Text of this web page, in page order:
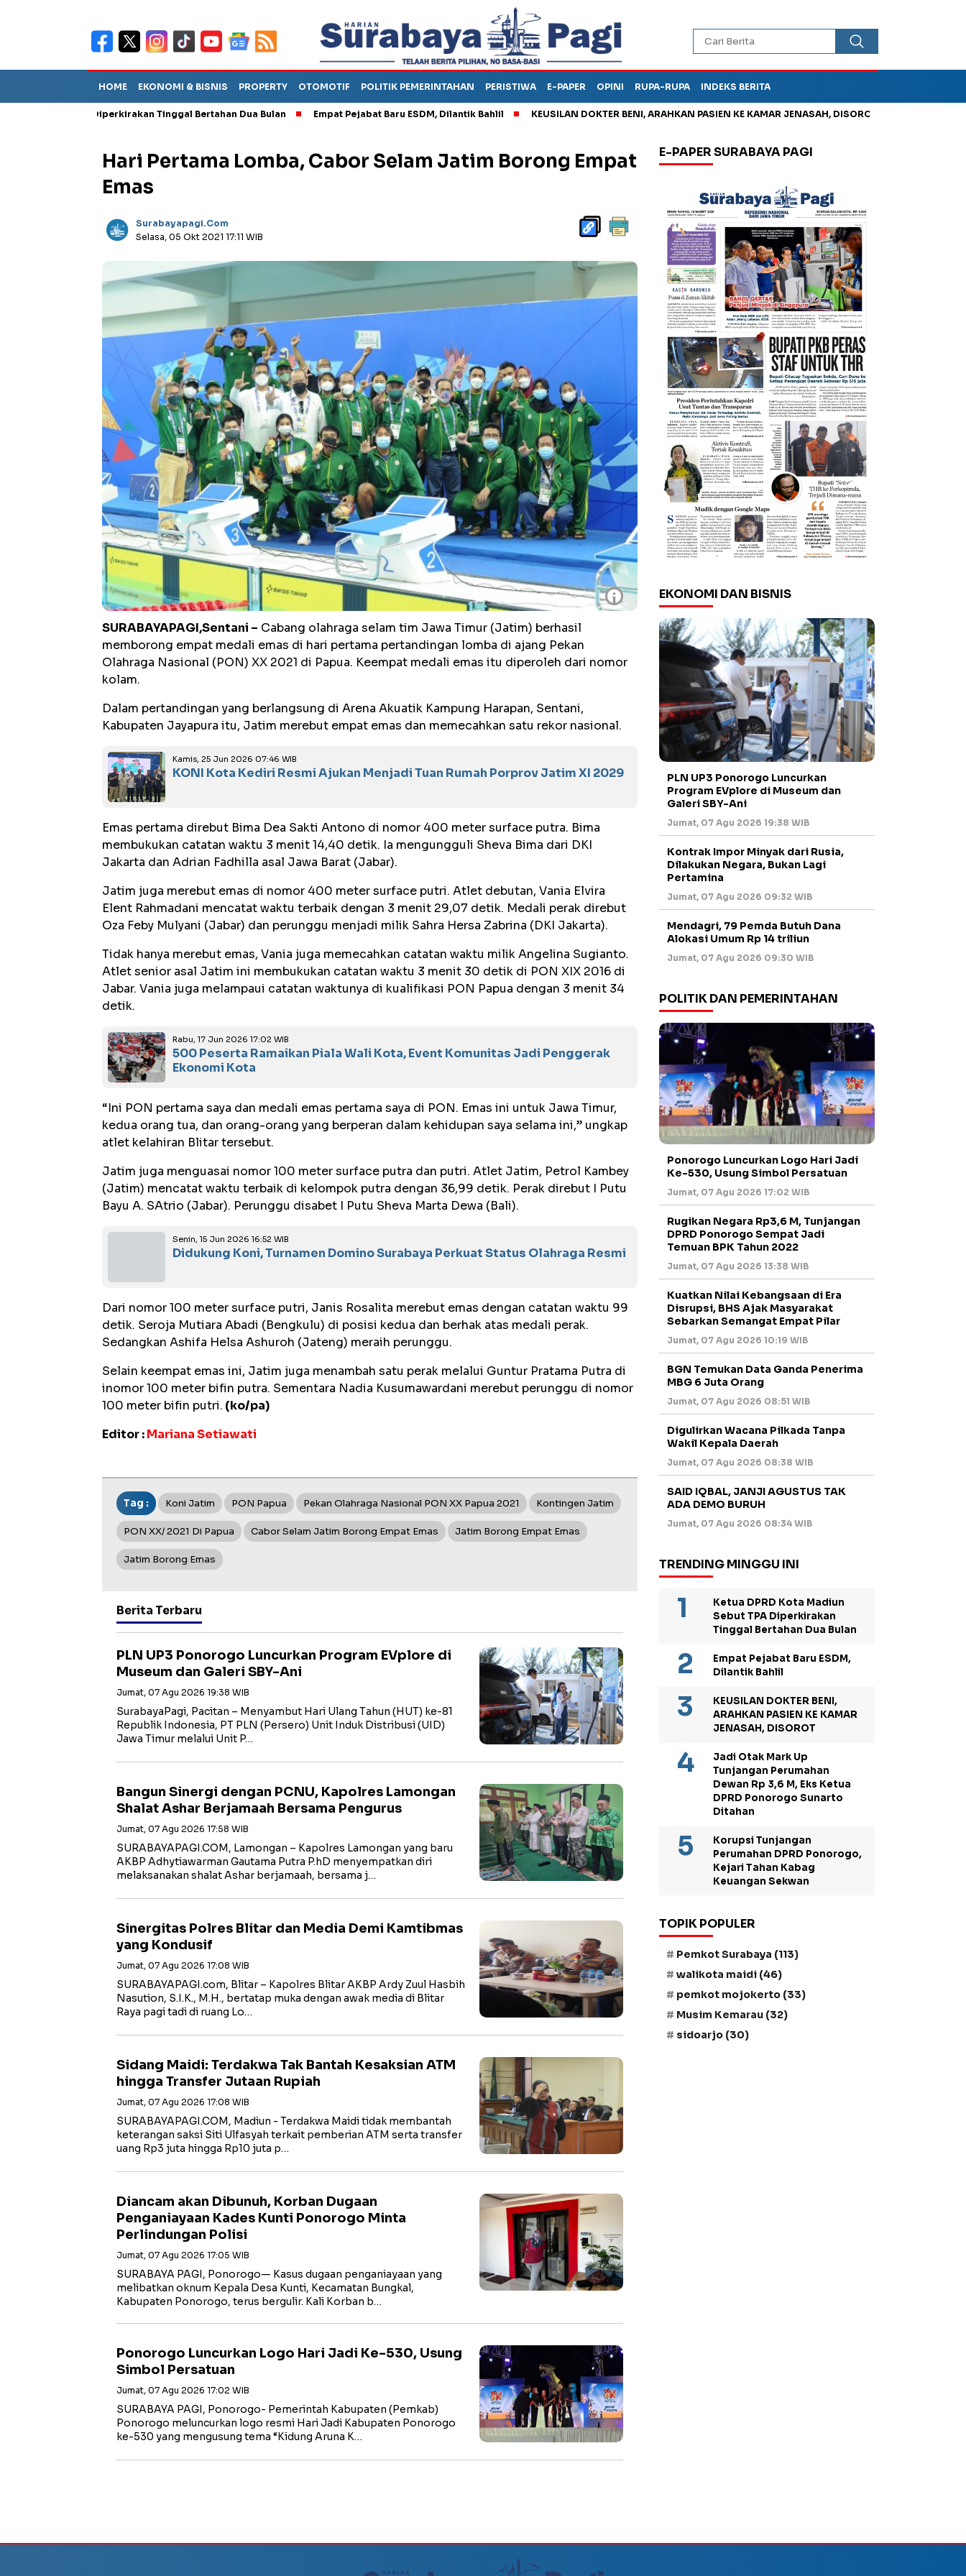
HOME EKONOMI & BISNIS PROPERTY OTOMOTIF POLITIK PEMERINTAHAN PERISTIWA E-PAPER OPINI RUPA-RUPA INDEKS BERITA
TPA Diperkirakan Tinggal Bertahan Dua Bulan Empat Pejabat Baru ESDM, Dilantik Bahlil KEUSILAN DOKTER BENI, ARAHKAN PASIEN KE KAMAR JENASAH, DISOROT Jadi Otak Mark Up
Hari Pertama Lomba, Cabor Selam Jatim Borong Empat
Emas
Surabayapagi.com
Selasa, 05 Okt 2021 17:11 WIB
i
SURABAYAPAGI,Sentani – Cabang olahraga selam tim Jawa Timur (Jatim) berhasil
memborong empat medali emas di hari pertama pertandingan lomba di ajang Pekan
Olahraga Nasional (PON) XX 2021 di Papua. Keempat medali emas itu diperoleh dari nomor
kolam.
Dalam pertandingan yang berlangsung di Arena Akuatik Kampung Harapan, Sentani,
Kabupaten Jayapura itu, Jatim merebut empat emas dan memecahkan satu rekor nasional.
Kamis, 25 Jun 2026 07:46 WIB
KONI Kota Kediri Resmi Ajukan Menjadi Tuan Rumah Porprov Jatim XI 2029
Emas pertama direbut Bima Dea Sakti Antono di nomor 400 meter surface putra. Bima
membukukan catatan waktu 3 menit 14,40 detik. Ia mengungguli Sheva Bima dari DKI
Jakarta dan Adrian Fadhilla asal Jawa Barat (Jabar).
Jatim juga merebut emas di nomor 400 meter surface putri. Atlet debutan, Vania Elvira
Elent Rahmadani mencatat waktu terbaik dengan 3 menit 29,07 detik. Medali perak direbut
Oza Feby Mulyani (Jabar) dan perunggu menjadi milik Sahra Hersa Zabrina (DKI Jakarta).
Tidak hanya merebut emas, Vania juga memecahkan catatan waktu milik Angelina Sugianto.
Atlet senior asal Jatim ini membukukan catatan waktu 3 menit 30 detik di PON XIX 2016 di
Jabar. Vania juga melampaui catatan waktunya di kualifikasi PON Papua dengan 3 menit 34
detik.
Rabu, 17 Jun 2026 17:02 WIB
500 Peserta Ramaikan Piala Wali Kota, Event Komunitas Jadi Penggerak
Ekonomi Kota
“Ini PON pertama saya dan medali emas pertama saya di PON. Emas ini untuk Jawa Timur,
kedua orang tua, dan orang-orang yang berperan dalam kehidupan saya selama ini,” ungkap
atlet kelahiran Blitar tersebut.
Jatim juga menguasai nomor 100 meter surface putra dan putri. Atlet Jatim, Petrol Kambey
(Jatim) mencatat waktu terbaik di kelompok putra dengan 36,99 detik. Perak direbut I Putu
Bayu A. SAtrio (Jabar). Perunggu disabet I Putu Sheva Marta Dewa (Bali).
Senin, 15 Jun 2026 16:52 WIB
Didukung Koni, Turnamen Domino Surabaya Perkuat Status Olahraga Resmi
Dari nomor 100 meter surface putri, Janis Rosalita merebut emas dengan catatan waktu 99
detik. Seroja Mutiara Abadi (Bengkulu) di posisi kedua dan berhak atas medali perak.
Sedangkan Ashifa Helsa Ashuroh (Jateng) meraih perunggu.
Selain keempat emas ini, Jatim juga menambah satu perak melalui Guntur Pratama Putra di
inomor 100 meter bifin putra. Sementara Nadia Kusumawardani merebut perunggu di nomor
100 meter bifin putri. (ko/pa)
Editor :Mariana Setiawati
Tag : Koni Jatim PON Papua Pekan Olahraga Nasional PON XX Papua 2021 Kontingen Jatim
PON XX/ 2021 Di Papua Cabor Selam Jatim Borong Empat Emas Jatim Borong Empat Emas
Jatim Borong Emas
Berita Terbaru
PLN UP3 Ponorogo Luncurkan Program EVplore di
Museum dan Galeri SBY-Ani
Jumat, 07 Agu 2026 19:38 WIB
SurabayaPagi, Pacitan – Menyambut Hari Ulang Tahun (HUT) ke-81
Republik Indonesia, PT PLN (Persero) Unit Induk Distribusi (UID)
Jawa Timur melalui Unit P…
Bangun Sinergi dengan PCNU, Kapolres Lamongan
Shalat Ashar Berjamaah Bersama Pengurus
Jumat, 07 Agu 2026 17:58 WIB
SURABAYAPAGI.COM, Lamongan – Kapolres Lamongan yang baru
AKBP Adhytiawarman Gautama Putra P.hD menyempatkan diri
melaksanakan shalat Ashar berjamaah, bersama j…
Sinergitas Polres Blitar dan Media Demi Kamtibmas
yang Kondusif
Jumat, 07 Agu 2026 17:08 WIB
SURABAYAPAGI.com, Blitar – Kapolres Blitar AKBP Ardy Zuul Hasbih
Nasution, S.I.K., M.H., bertatap muka dengan awak media di Blitar
Raya pagi tadi di ruang Lo…
Sidang Maidi: Terdakwa Tak Bantah Kesaksian ATM
hingga Transfer Jutaan Rupiah
Jumat, 07 Agu 2026 17:08 WIB
‎SURABAYAPAGI.COM, Madiun - Terdakwa Maidi tidak membantah
keterangan saksi Siti Ulfasyah terkait pemberian ATM serta transfer
uang Rp3 juta hingga Rp10 juta p…
Diancam akan Dibunuh, Korban Dugaan
Penganiayaan Kades Kunti Ponorogo Minta
Perlindungan Polisi
Jumat, 07 Agu 2026 17:05 WIB
SURABAYA PAGI, Ponorogo— Kasus dugaan penganiayaan yang
melibatkan oknum Kepala Desa Kunti, Kecamatan Bungkal,
Kabupaten Ponorogo, terus bergulir. Kali Korban b…
Ponorogo Luncurkan Logo Hari Jadi Ke-530, Usung
Simbol Persatuan
Jumat, 07 Agu 2026 17:02 WIB
SURABAYA PAGI, Ponorogo- Pemerintah Kabupaten (Pemkab)
Ponorogo meluncurkan logo resmi Hari Jadi Kabupaten Ponorogo
ke-530 yang mengusung tema “Kidung Aruna K…
E-PAPER SURABAYA PAGI
EKONOMI DAN BISNIS
PLN UP3 Ponorogo Luncurkan
Program EVplore di Museum dan
Galeri SBY-Ani
Jumat, 07 Agu 2026 19:38 WIB
Kontrak Impor Minyak dari Rusia,
Dilakukan Negara, Bukan Lagi
Pertamina
Jumat, 07 Agu 2026 09:32 WIB
Mendagri, 79 Pemda Butuh Dana
Alokasi Umum Rp 14 triliun
Jumat, 07 Agu 2026 09:30 WIB
POLITIK DAN PEMERINTAHAN
Ponorogo Luncurkan Logo Hari Jadi
Ke-530, Usung Simbol Persatuan
Jumat, 07 Agu 2026 17:02 WIB
Rugikan Negara Rp3,6 M, Tunjangan
DPRD Ponorogo Sempat Jadi
Temuan BPK Tahun 2022
Jumat, 07 Agu 2026 13:38 WIB
Kuatkan Nilai Kebangsaan di Era
Disrupsi, BHS Ajak Masyarakat
Sebarkan Semangat Empat Pilar
Jumat, 07 Agu 2026 10:19 WIB
BGN Temukan Data Ganda Penerima
MBG 6 Juta Orang
Jumat, 07 Agu 2026 08:51 WIB
Digulirkan Wacana Pilkada Tanpa
Wakil Kepala Daerah
Jumat, 07 Agu 2026 08:38 WIB
SAID IQBAL, JANJI AGUSTUS TAK
ADA DEMO BURUH
Jumat, 07 Agu 2026 08:34 WIB
TRENDING MINGGU INI
Ketua DPRD Kota Madiun
Sebut TPA Diperkirakan
Tinggal Bertahan Dua Bulan
Empat Pejabat Baru ESDM,
Dilantik Bahlil
KEUSILAN DOKTER BENI,
ARAHKAN PASIEN KE KAMAR
JENASAH, DISOROT
Jadi Otak Mark Up
Tunjangan Perumahan
Dewan Rp 3,6 M, Eks Ketua
DPRD Ponorogo Sunarto
Ditahan
Korupsi Tunjangan
Perumahan DPRD Ponorogo,
Kejari Tahan Kabag
Keuangan Sekwan
TOPIK POPULER
Pemkot Surabaya (113)
walikota maidi (46)
pemkot mojokerto (33)
Musim Kemarau (32)
sidoarjo (30)